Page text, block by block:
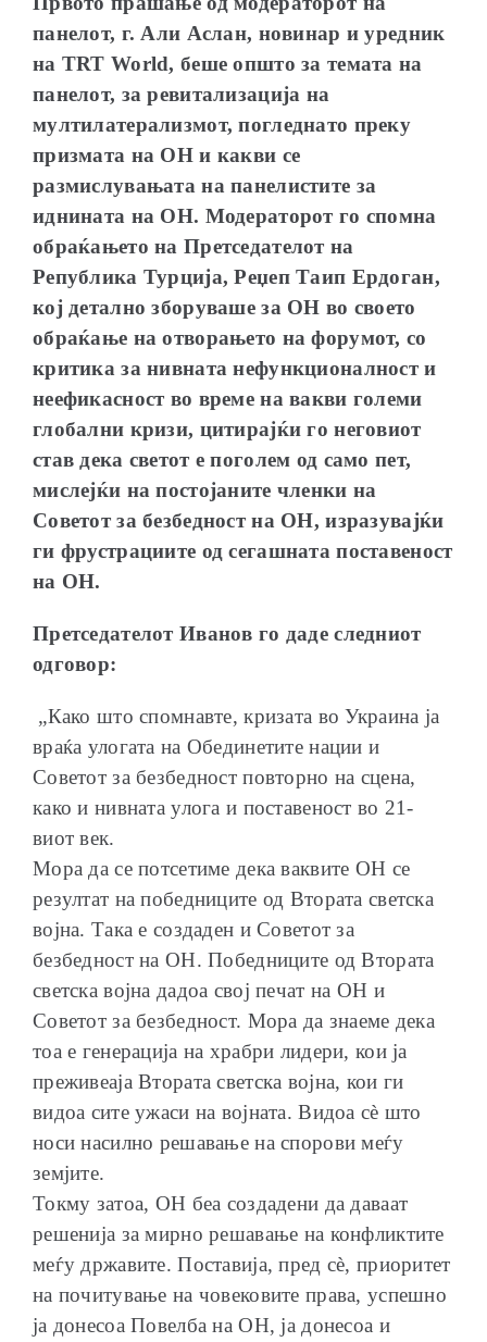
панелот, г. Али Аслан, новинар и уредник
на TRT World, беше општо за темата на
панелот, заревитализација на
мултилатерализмот, погледнато преку
призмата на ОН и какви се
размислувањата на панелистите за
иднината на ОН. Модераторот го спомна
обраќањето на Претседателот на
Република Турција, Реџеп Таип Ердоган,
кој детално зборуваше за ОН во своето
обраќање на отворањето на форумот, со
критика за нивната нефункционалност и
неефикасност во време на вакви големи
глобални кризи, цитирајќи го неговиот
став дека светот е поголем од само пет,
мислејќи на постојаните членки на
Советот за безбедност на ОН, изразувајќи
ги фрустрациите од сегашната поставеност
на ОН.
Претседателот Иванов го даде следниот
одговор:
„Како што спомнавте, кризата во Украина ја
враќа улогата на Обединетите нации и
Советот за безбедност повторно на сцена,
како и нивната улога и поставеност во 21-
виот век.
Мора да се потсетиме дека ваквите ОН се
резултат на победниците од Втората светска
војна. Така е создаден и Советот за
безбедност на ОН. Победниците од Втората
светска војна дадоа свој печат на ОН и
Советот за безбедност. Мора да знаеме дека
тоа е генерација на храбри лидери, кои ја
преживеаја Втората светска војна, кои ги
видоа сите ужаси на војната. Видоа сѐ што
носи насилно решавање на спорови меѓу
земјите.
Токму затоа, ОН беа создадени да даваат
решенија за мирно решавање на конфликтите
меѓу државите. Поставија, пред сѐ, приоритет
на почитување на човековите права, успешно
ја донесоа Повелба на ОН, ја донесоа и